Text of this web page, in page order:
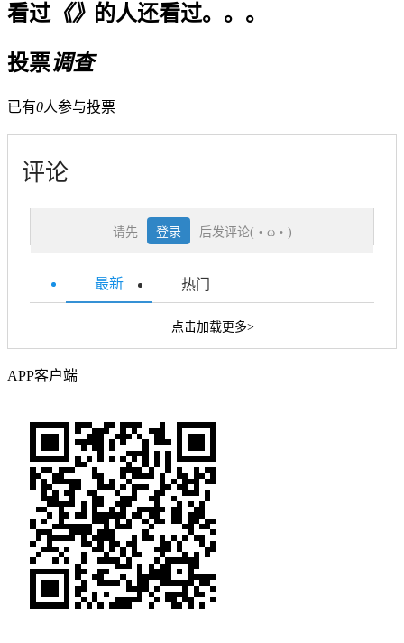
看过《》 的人还看过。。。
投票调查
已有0人参与投票
评论
请先 登录 后发评论(・ω・)
最新 热门
点击加载更多>
APP客户端